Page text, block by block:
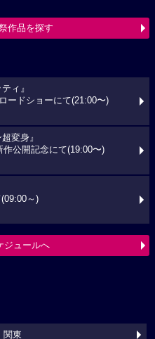
作品を探す
ィ』
ードショーにて(21:00〜)
変身』
公開記念にて(19:00〜)
～)
ジュールへ
関東